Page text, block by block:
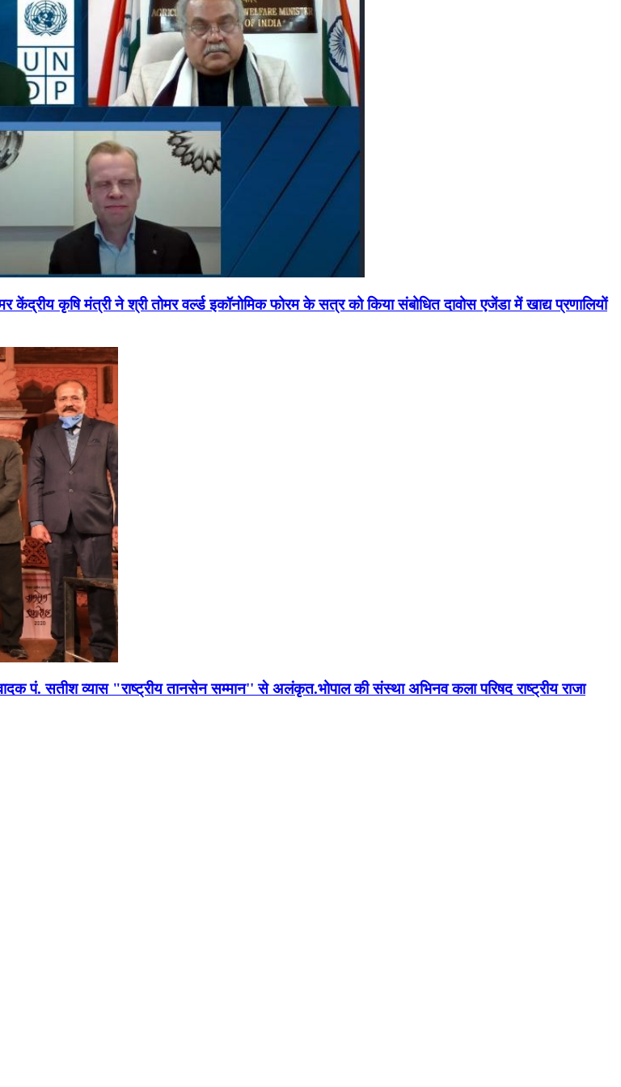
कृषि मंत्री ने श्री तोमर वर्ल्ड इकॉनोमिक फोरम के सत्र को किया संबोधित दावोस एजेंडा में खाद्य प्रणालियों
पं. सतीश व्यास "राष्ट्रीय तानसेन सम्मान'' से अलंकृत.भोपाल की संस्था अभिनव कला परिषद राष्ट्रीय राजा